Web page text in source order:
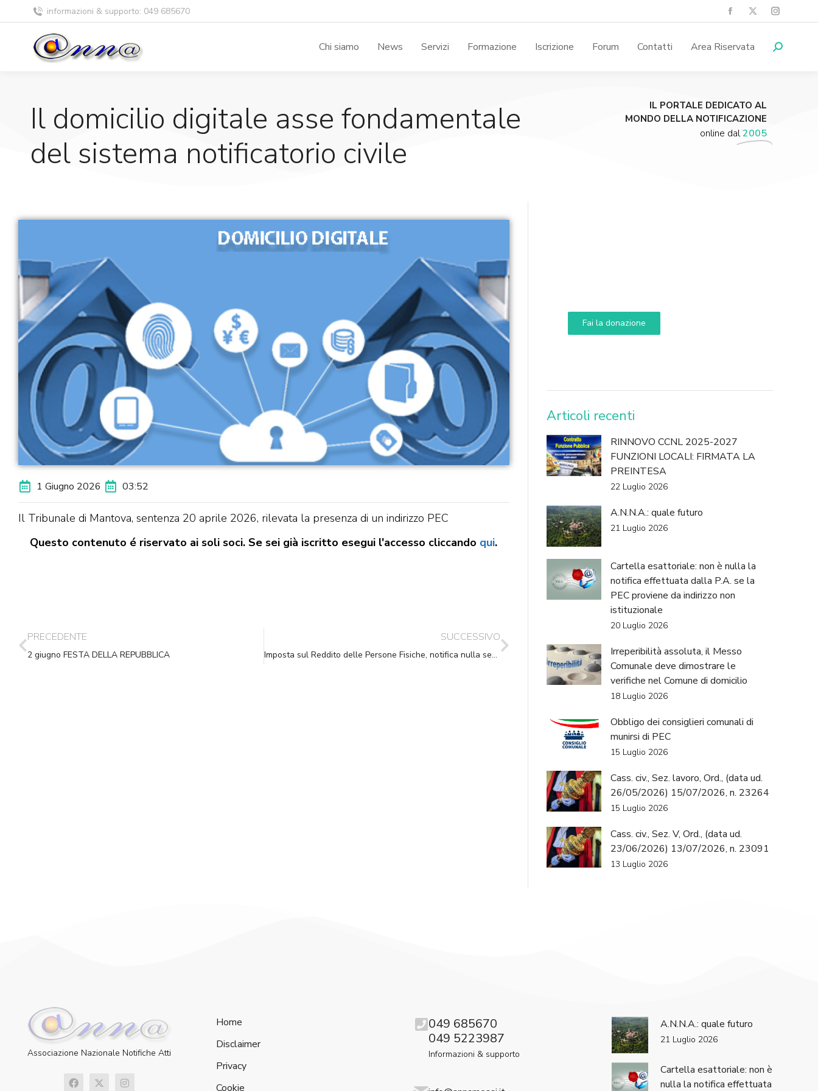
informazioni & supporto: 049 685670
Chi siamo News Servizi Formazione Iscrizione Forum Contatti Area Riservata
Il domicilio digitale asse fondamentale
del sistema notificatorio civile
IL PORTALE DEDICATO AL
MONDO DELLA NOTIFICAZIONE
online dal2005
1 Giugno 2026 03:52
Il Tribunale di Mantova, sentenza 20 aprile 2026, rilevata la presenza di un indirizzo PEC
Questo contenuto é riservato ai soli soci. Se sei già iscritto esegui l'accesso cliccando qui.
PRECEDENTE
2 giugno FESTA DELLA REPUBBLICA
SUCCESSIVO
Imposta sul Reddito delle Persone Fisiche, notifica nulla senza prova della raccomandata informativa
Fai la donazione
DONA
Articoli recenti
RINNOVO CCNL 2025-2027
FUNZIONI LOCALI: FIRMATA LA
PREINTESA
22 Luglio 2026
A.N.N.A.: quale futuro
21 Luglio 2026
Cartella esattoriale: non è nulla la
notifica effettuata dalla P.A. se la
PEC proviene da indirizzo non
istituzionale
20 Luglio 2026
Irreperibilità assoluta, il Messo
Comunale deve dimostrare le
verifiche nel Comune di domicilio
18 Luglio 2026
Obbligo dei consiglieri comunali di
munirsi di PEC
15 Luglio 2026
Cass. civ., Sez. lavoro, Ord., (data ud.
26/05/2026) 15/07/2026, n. 23264
15 Luglio 2026
Cass. civ., Sez. V, Ord., (data ud.
23/06/2026) 13/07/2026, n. 23091
13 Luglio 2026
Associazione Nazionale Notifiche Atti
Home
Disclaimer
Privacy
Cookie
049 685670
049 5223987
Informazioni & supporto
A.N.N.A.: quale futuro
21 Luglio 2026
Cartella esattoriale: non è
nulla la notifica effettuata